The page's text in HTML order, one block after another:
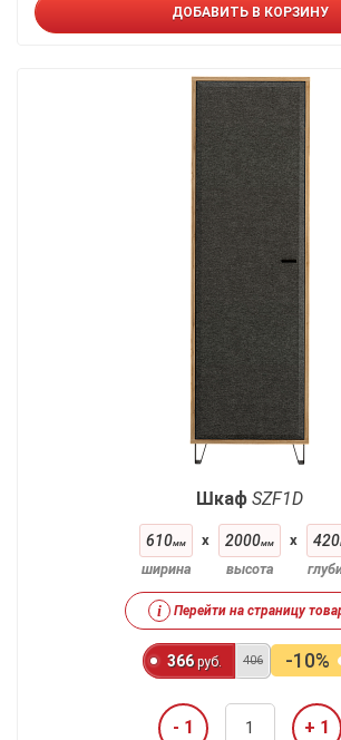
ДОБАВИТЬ В КОРЗИНУ
Шкаф SZF1D
610мм
ширина
x 2000мм
высота
x 420
i Перейти на страницу
366 руб. 406 -10%
- 1 + 1